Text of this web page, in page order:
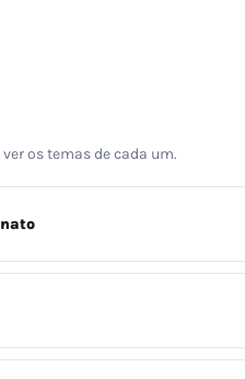
os temas de cada um.